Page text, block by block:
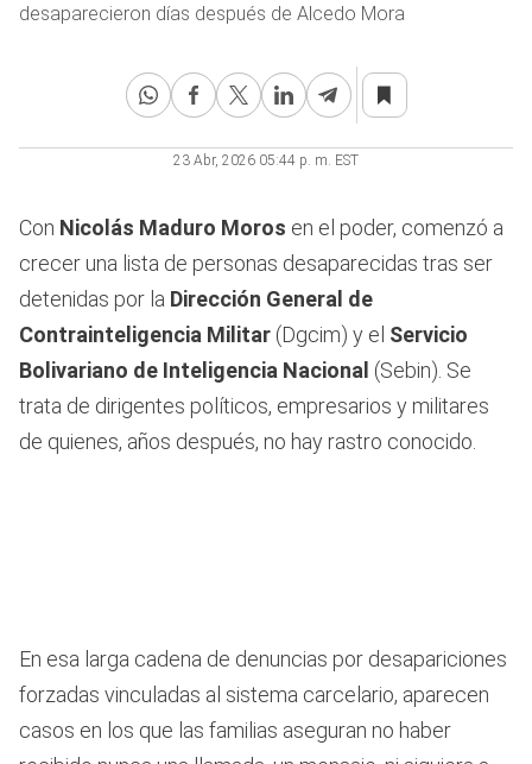
desaparecieron días después de Alcedo Mora
23 Abr, 2026 05:44 p. m. EST
Con Nicolás Maduro Moros en el poder, comenzó a
crecer una lista de personas desaparecidas tras ser
detenidas por la Dirección General de
Contrainteligencia Militar (Dgcim) y el Servicio
Bolivariano de Inteligencia Nacional (Sebin). Se
trata de dirigentes políticos, empresarios y militares
de quienes, años después, no hay rastro conocido.
En esa larga cadena de denuncias por desapariciones
forzadas vinculadas al sistema carcelario, aparecen
casos en los que las familias aseguran no haber